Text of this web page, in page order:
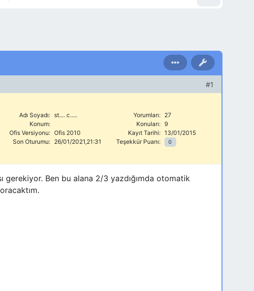
#1
Adı Soyadı: st.... c.....
Konum:
Ofis Versiyonu: Ofis 2010
Son Oturumu: 26/01/2021,21:31
Yorumları: 27
Konuları: 9
Kayıt Tarihi: 13/01/2015
Teşekkür Puanı:
0
gerekiyor. Ben bu alana 2/3 yazdığımda otomatik